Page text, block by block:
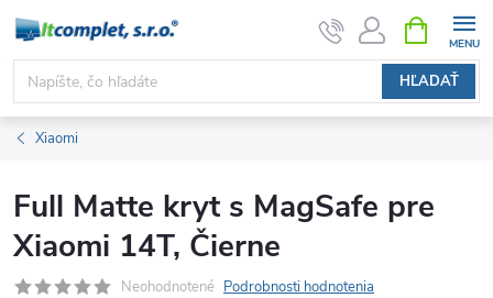
Prejsť
obsah
HĽADAŤ
KOŠÍK
Xiaomi
Full Matte kryt s MagSafe pre
Xiaomi 14T, Čierne
Neohodnotené Podrobnosti hodnotenia